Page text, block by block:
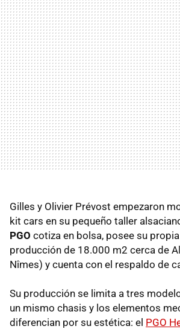
Gilles y Olivier Prévost empezaron
kit cars en su pequeño taller
PGO cotiza en bolsa, posee su
producción de 18.000 m2 cerca de
Nîmes) y cuenta con el respaldo de
Su producción se limita a tres
un mismo chasis y los elementos
diferencian por su estética: el PGO